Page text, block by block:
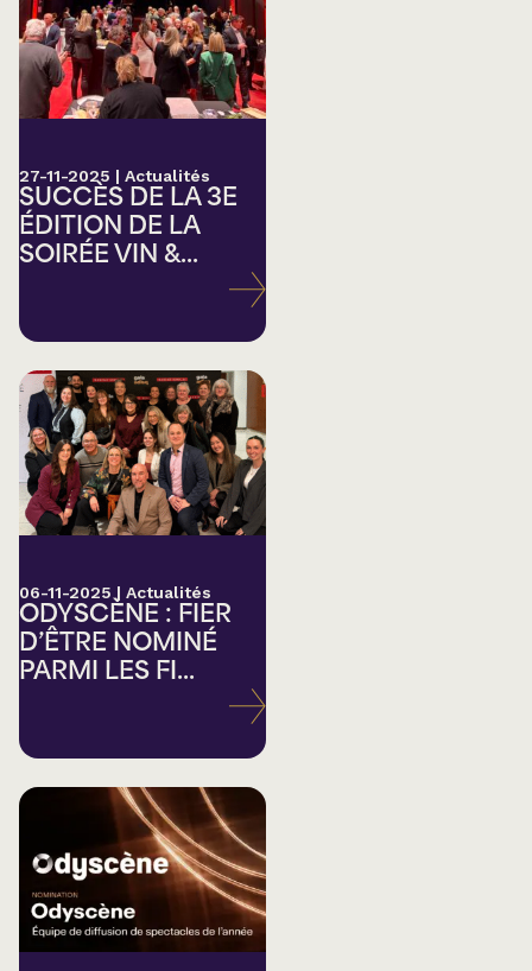
27-11-2025 | Actualités
SUCCÈS DE LA 3E
ÉDITION DE LA
SOIRÉE VIN &...
06-11-2025 | Actualités
ODYSCÈNE : FIER
D’ÊTRE NOMINÉ
PARMI LES FI...